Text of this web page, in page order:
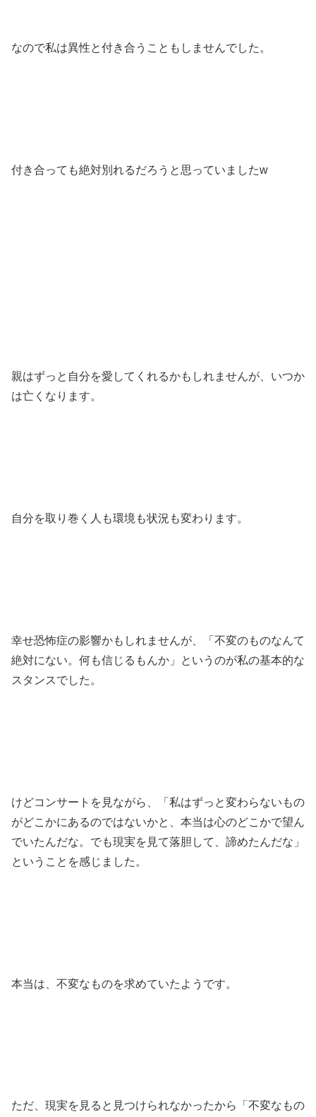
なので私は異性と付き合うこともしませんでした。
付き合っても絶対別れるだろうと思っていましたw
親はずっと自分を愛してくれるかもしれませんが、いつか
は亡くなります。
自分を取り巻く人も環境も状況も変わります。
幸せ恐怖症の影響かもしれませんが、「不変のものなんて
絶対にない。何も信じるもんか」というのが私の基本的な
スタンスでした。
けどコンサートを見ながら、「私はずっと変わらないもの
がどこかにあるのではないかと、本当は心のどこかで望ん
でいたんだな。でも現実を見て落胆して、諦めたんだな」
ということを感じました。
本当は、不変なものを求めていたようです。
ただ、現実を見ると見つけられなかったから「不変なもの